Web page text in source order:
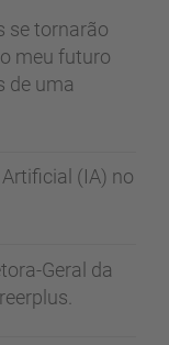
se tornarão
meu futuro
de uma
(IA) no
Geral da